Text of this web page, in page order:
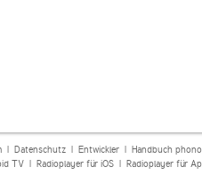
| Datenschutz| Entwickler| Handbuch
TV| Radioplayer für iOS| Radioplayer für